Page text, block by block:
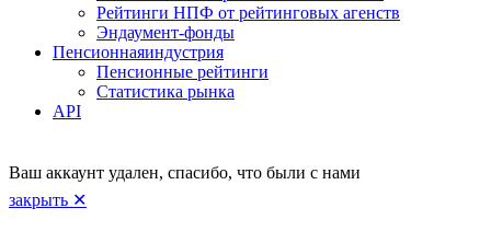
Рейтинги НПФ от рейтинговых агенств
Эндаумент-фонды
Пенсионнаяиндустрия
Пенсионные рейтинги
Статистика рынка
API
Ваш аккаунт удален, спасибо, что были с нами
закрыть ✕